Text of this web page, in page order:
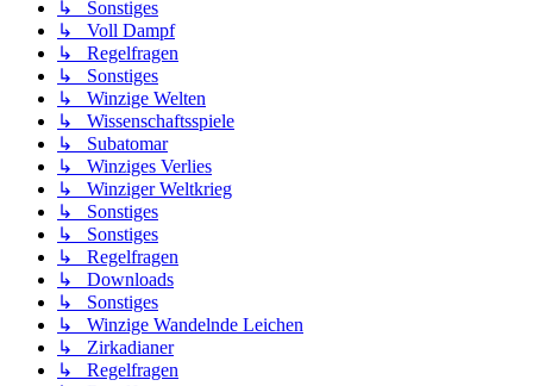
↳ Sonstiges
↳ Voll Dampf
↳ Regelfragen
↳ Sonstiges
↳ Winzige Welten
↳ Wissenschaftsspiele
↳ Subatomar
↳ Winziges Verlies
↳ Winziger Weltkrieg
↳ Sonstiges
↳ Sonstiges
↳ Regelfragen
↳ Downloads
↳ Sonstiges
↳ Winzige Wandelnde Leichen
↳ Zirkadianer
↳ Regelfragen